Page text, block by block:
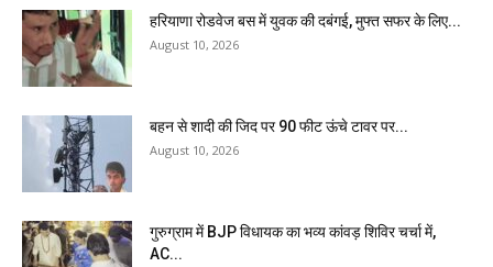
हरियाणा रोडवेज बस में युवक की दबंगई, मुफ्त सफर के लिए...
August 10, 2026
बहन से शादी की जिद पर 90 फीट ऊंचे टावर पर...
August 10, 2026
गुरुग्राम में BJP विधायक का भव्य कांवड़ शिविर चर्चा में,
AC...